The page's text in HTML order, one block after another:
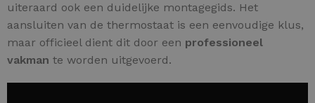
uiteraard ook een duidelijke montagegids. Het
aansluiten van de thermostaat is een eenvoudige klus,
maar officieel dient dit door een professioneel
vakman te worden uitgevoerd.